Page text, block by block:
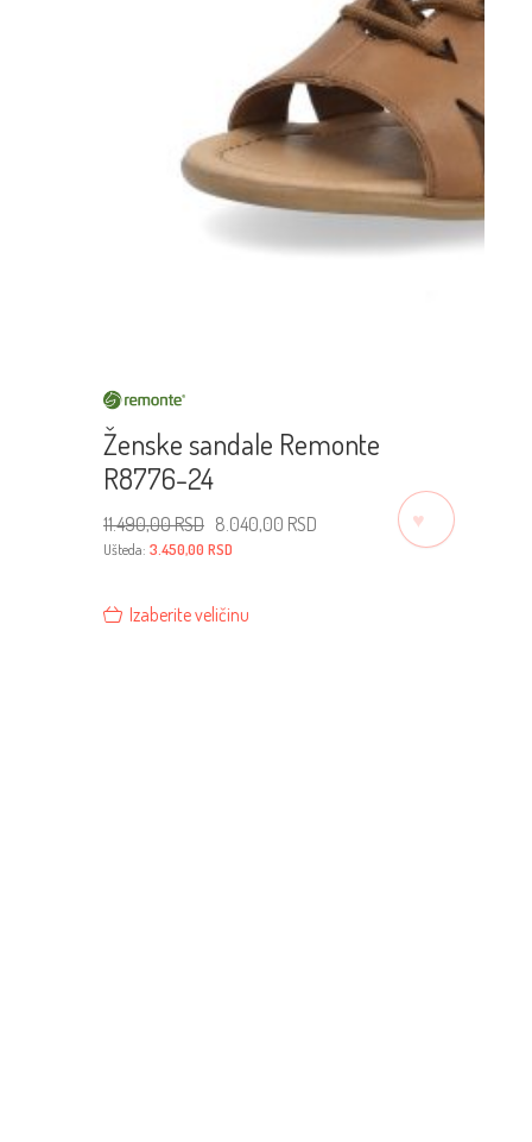
Ženske sandale Remonte
R8776-24
11.490,00RSD Originalna
cena
je
bila:
11.490,00 RSD.
8.040,00 RSD
8.040,00 RSD.
Ušteda: 3.450,00 RSD
Izaberite veličinu